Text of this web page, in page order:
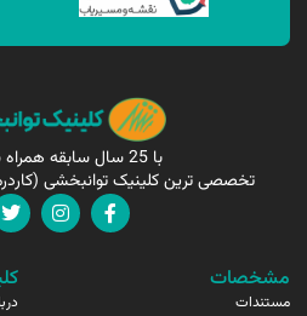
با 25 سال سابقه همراه شما هستیم .
تخصصی ترین کلینیک توانبخشی
مشخصات
مستندات